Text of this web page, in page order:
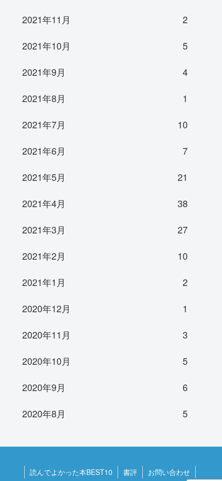
2021年11月
2
2021年10月
5
2021年9月
4
2021年8月
1
2021年7月
10
2021年6月
7
2021年5月
21
2021年4月
38
2021年3月
27
2021年2月
10
2021年1月
2
2020年12月
1
2020年11月
3
2020年10月
5
2020年9月
6
2020年8月
5
読んでよかった本BEST10 書評 お問い合わせ